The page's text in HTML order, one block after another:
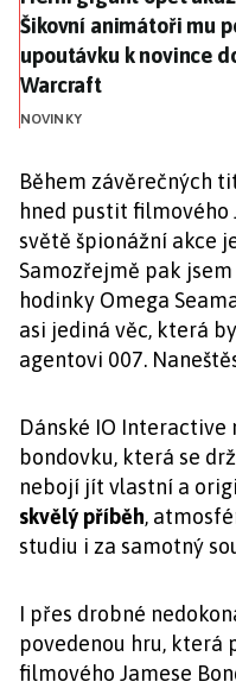
Šikovní animátoři mu
upoutávku k novince
Warcraft
NOVINKY
Během závěrečných
hned pustit filmového
světě špionážní akce
Samozřejmě pak
hodinky Omega
asi jediná věc, která
agentovi 007.
Dánské IO
bondovku, která se
nebojí jít vlastní a
skvělý příběh,
studiu i za samotný
I přes drobné
povedenou hru, která
filmového Jamese